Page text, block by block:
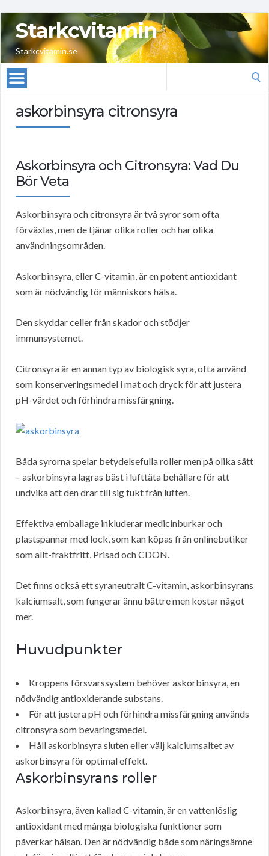
Starkcvitamin
Starkcvitamin.se
askorbinsyra citronsyra
Askorbinsyra och Citronsyra: Vad Du
Bör Veta
Askorbinsyra och citronsyra är två syror som ofta
förväxlas, men de tjänar olika roller och har olika
användningsområden.
Askorbinsyra, eller C-vitamin, är en potent antioxidant
som är nödvändig för människors hälsa.
Den skyddar celler från skador och stödjer
immunsystemet.
Citronsyra är en annan typ av biologisk syra, ofta använd
som konserveringsmedel i mat och dryck för att justera
pH-värdet och förhindra missfärgning.
Båda syrorna spelar betydelsefulla roller men på olika sätt
– askorbinsyra lagras bäst i lufttäta behållare för att
undvika att den drar till sig fukt från luften.
Effektiva emballage inkluderar medicinburkar och
plastspannar med lock, som kan köpas från onlinebutiker
som allt-fraktfritt, Prisad och CDON.
Det finns också ett syraneutralt C-vitamin, askorbinsyrans
kalciumsalt, som fungerar ännu bättre men kostar något
mer.
Huvudpunkter
Kroppens försvarssystem behöver askorbinsyra, en
nödvändig antioxiderande substans.
För att justera pH och förhindra missfärgning används
citronsyra som bevaringsmedel.
Håll askorbinsyra sluten eller välj kalciumsaltet av
askorbinsyra för optimal effekt.
Askorbinsyrans roller
Askorbinsyra, även kallad C-vitamin, är en vattenlöslig
antioxidant med många biologiska funktioner som
påverkar hälsan. Den är nödvändig både som näringsämne